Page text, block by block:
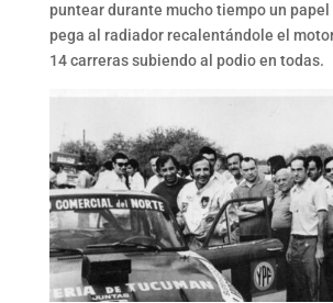
puntear durante mucho tiempo un papel
pega al radiador recalentándole el
14 carreras subiendo al podio en todas.